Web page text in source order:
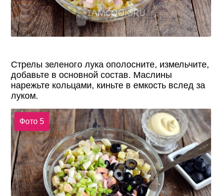
Стрелы зеленого лука ополосните, измельчите,
добавьте в основной состав. Маслины
нарежьте кольцами, киньте в емкость вслед за
луком.
Фото 5